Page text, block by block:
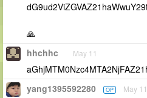
🙏
hhchhc May 11
yang1395592280 OP May 11